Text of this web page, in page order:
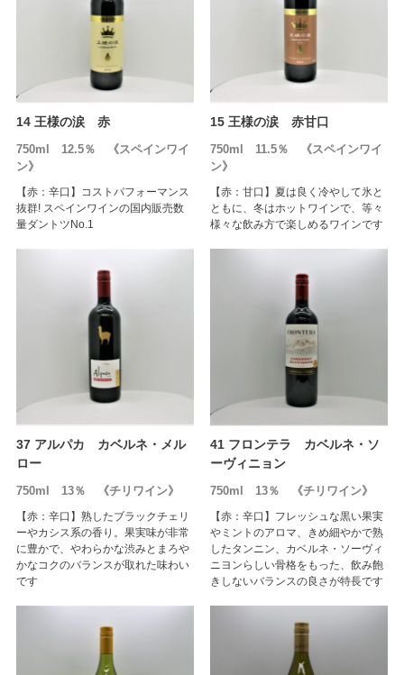
14 王様の涙 赤
750ml 12.5％ 《スペインワイ
ン》
【赤：辛口】コストパフォーマンス
抜群! スペインワインの国内販売数
量ダントツNo.1
15 王様の涙 赤甘口
750ml 11.5％ 《スペインワイ
ン》
【赤：甘口】夏は良く冷やして氷と
ともに、冬はホットワインで、等々
様々な飲み方で楽しめるワインです
37 アルパカ カベルネ・メル
ロー
750ml 13％ 《チリワイン》
【赤：辛口】熟したブラックチェリ
ーやカシス系の香り。果実味が非常
に豊かで、やわらかな渋みとまろや
かなコクのバランスが取れた味わい
です
41 フロンテラ カベルネ・ソ
ーヴィニョン
750ml 13％ 《チリワイン》
【赤：辛口】フレッシュな黒い果実
やミントのアロマ、きめ細やかで熟
したタンニン、カベルネ・ソーヴィ
ニヨンらしい骨格をもった、飲み飽
きしないバランスの良さが特長です